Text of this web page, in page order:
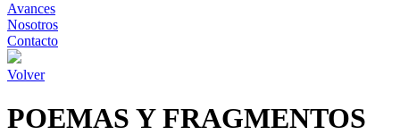
Avances
Nosotros
Contacto
Volver
POEMAS Y FRAGMENTOS